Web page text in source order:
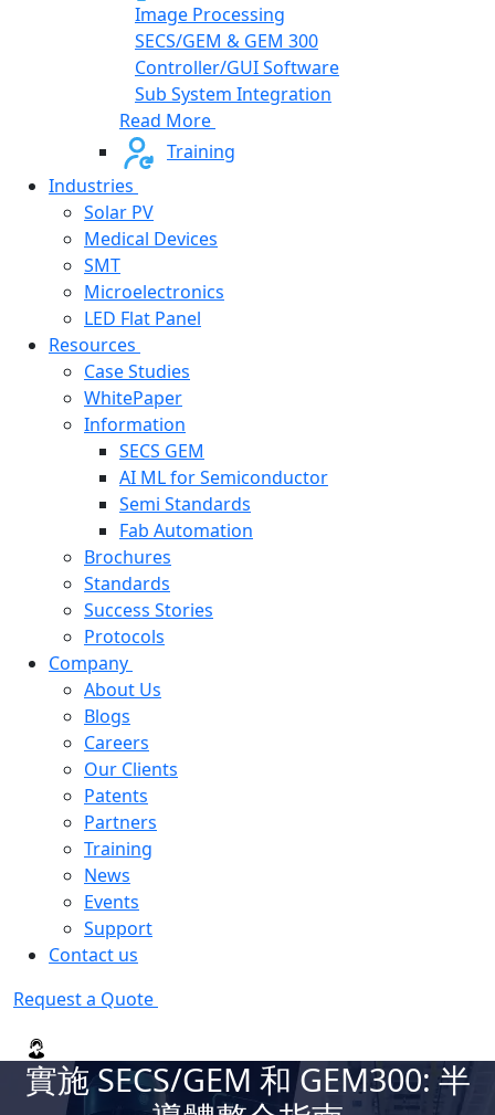
Image Processing
SECS/GEM & GEM 300
Controller/GUI Software
Sub System Integration
Read More
Training
Industries
Solar PV
Medical Devices
SMT
Microelectronics
LED Flat Panel
Resources
Case Studies
WhitePaper
Information
SECS GEM
AI ML for Semiconductor
Semi Standards
Fab Automation
Brochures
Standards
Success Stories
Protocols
Company
About Us
Blogs
Careers
Our Clients
Patents
Partners
Training
News
Events
Support
Contact us
Request a Quote
實施 SECS/GEM 和 GEM300: 半